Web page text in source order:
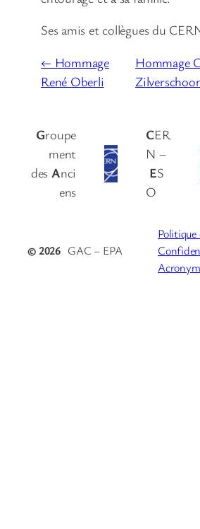
Ses amis et collègues du
← Hommage
René Oberli
Hommage
Groupe
ment
des Anci
ens
CER
N –
ES
O
© 2026 GAC – EPA
Politique